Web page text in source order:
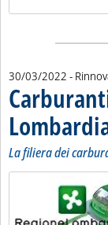
30/03/2022 -
La filiera dei